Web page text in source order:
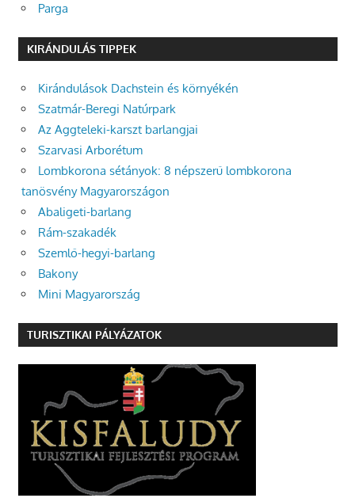
Parga
KIRÁNDULÁS TIPPEK
Kirándulások Dachstein és környékén
Szatmár-Beregi Natúrpark
Az Aggteleki-karszt barlangjai
Szarvasi Arborétum
Lombkorona sétányok: 8 népszerű lombkorona
tanösvény Magyarországon
Abaligeti-barlang
Rám-szakadék
Szemlő-hegyi-barlang
Bakony
Mini Magyarország
TURISZTIKAI PÁLYÁZATOK